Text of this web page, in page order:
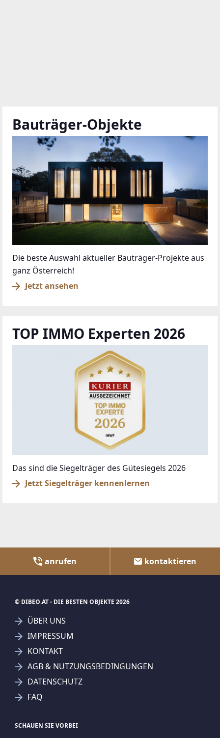
Bauträger-Objekte
Die beste Auswahl aktueller Bauträger-Projekte aus
ganz Österreich!
Jetzt ansehen
TOP IMMO Experten 2026
Das sind die Siegelträger des Gütesiegels 2026
Jetzt Siegelträger kennenlernen
anrufen kontaktieren
© DIBEO.AT - DIE BESTEN OBJEKTE 2026
ÜBER UNS
IMPRESSUM
KONTAKT
AGB & NUTZUNGSBEDINGUNGEN
DATENSCHUTZ
FAQ
SCHAUEN SIE VORBEI